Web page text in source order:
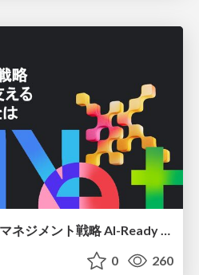
freee が目指す データ マネジメント戦略 AI-Ready 時代を支える 攻めのガバナンスとは
0 260